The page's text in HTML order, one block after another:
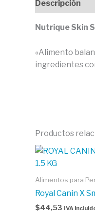
Descripción
Nutrique Skin
«Alimento
ingredientes
Productos
Alimentos para
Royal Canin X
$44,53 IVA